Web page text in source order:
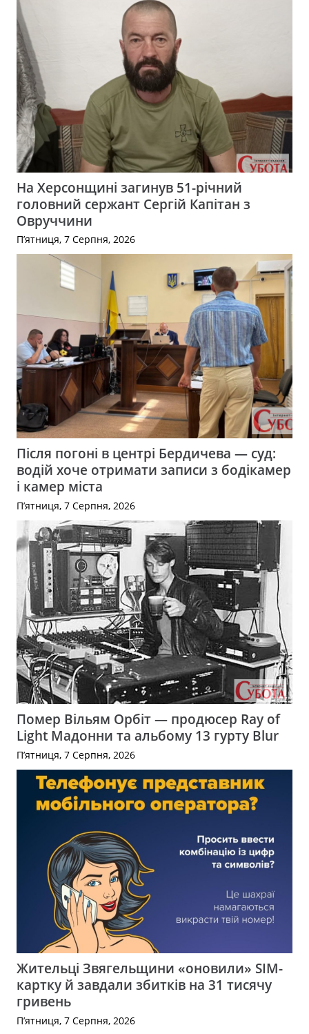
На Херсонщині загинув 51-річний
головний сержант Сергій Капітан з
Овруччини
П’ятниця, 7 Серпня, 2026
Після погоні в центрі Бердичева — суд:
водій хоче отримати записи з бодікамер
і камер міста
П’ятниця, 7 Серпня, 2026
Помер Вільям Орбіт — продюсер Ray of
Light Мадонни та альбому 13 гурту Blur
П’ятниця, 7 Серпня, 2026
Жительці Звягельщини «оновили» SIM-
картку й завдали збитків на 31 тисячу
гривень
П’ятниця, 7 Серпня, 2026